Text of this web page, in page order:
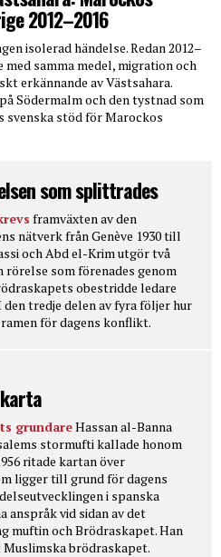
2012–2016
isolerad händelse. Redan 2012–
med samma medel, migration och
erkännande av Västsahara.
Södermalm och den tystnad som
svenska stöd för Marockos
som splittrades
framväxten av den
nätverk från Genève 1930 till
och Abd el-Krim utgör två
rörelse som förenades genom
obestridde ledare
tredje delen av fyra följer hur
för dagens konflikt.
grundareHassan al-Banna
stormufti kallade honom
ritade kartan över
ligger till grund för dagens
i spanska
anspråk vid sidan av det
muftin och Brödraskapet. Han
brödraskapet.